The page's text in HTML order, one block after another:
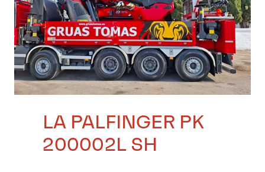
LA PALFINGER PK
200002L SH